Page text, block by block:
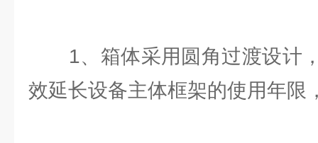
1、箱体采用圆角过渡设计
效延长设备主体框架的使用年限